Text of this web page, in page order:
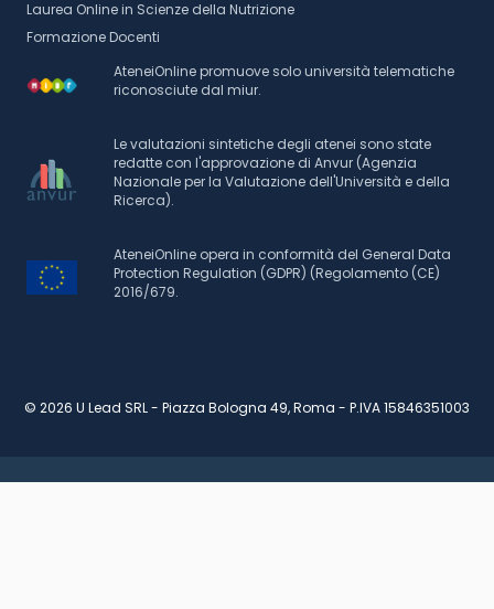
Laurea Online in Scienze della Nutrizione
Formazione Docenti
AteneiOnline promuove solo università telematiche
riconosciute dal miur.
Le valutazioni sintetiche degli atenei sono state
redatte con l'approvazione di Anvur (Agenzia
Nazionale per la Valutazione dell'Università e della
Ricerca).
AteneiOnline opera in conformità del General Data
Protection Regulation (GDPR) (Regolamento (CE)
2016/679.
© 2026 U Lead SRL - Piazza Bologna 49, Roma - P.IVA 15846351003